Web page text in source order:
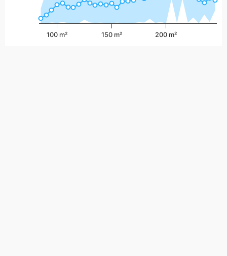
100 m² 150 m² 200 m²